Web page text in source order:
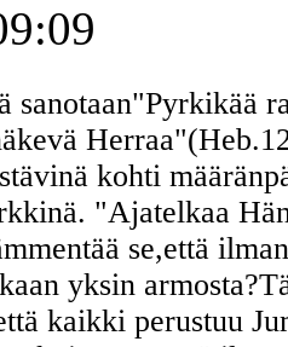
sanotaan"Pyrkikää
kohti
"Ajatelkaa
se,että
yksin
kaikki perustuu